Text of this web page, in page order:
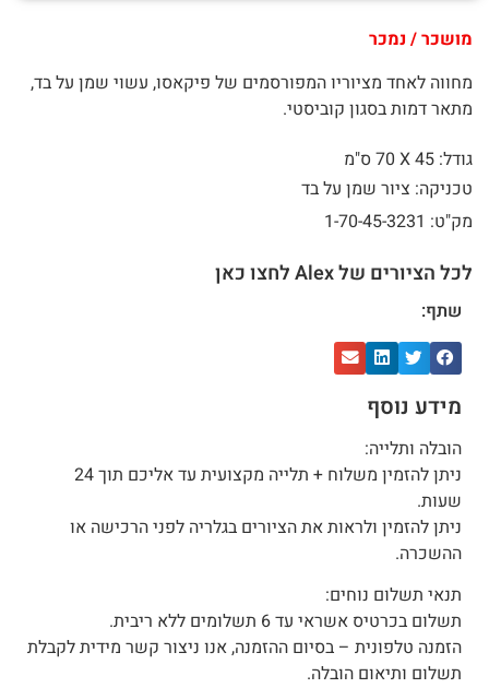
מושכר / נמכר
מחווה לאחד מציוריו המפורסמים של פיקאסו, עשוי שמן על בד,
מתאר דמות בסגון קוביסטי.
גודל: 45 X
70 ס"מ
טכניקה: ציור שמן על בד
מק"ט: 1-70-45-3231
לכל הציורים של Alex לחצו כאן
שתף:
מידע נוסף
הובלה ותלייה:
ניתן להזמין משלוח + תלייה מקצועית עד אליכם תוך 24
שעות.
ניתן להזמין ולראות את הציורים בגלריה לפני הרכישה או
ההשכרה.
תנאי תשלום נוחים:
תשלום בכרטיס אשראי עד 6 תשלומים ללא ריבית.
הזמנה טלפונית – בסיום ההזמנה, אנו ניצור קשר מידית לקבלת
תשלום ותיאום הובלה.